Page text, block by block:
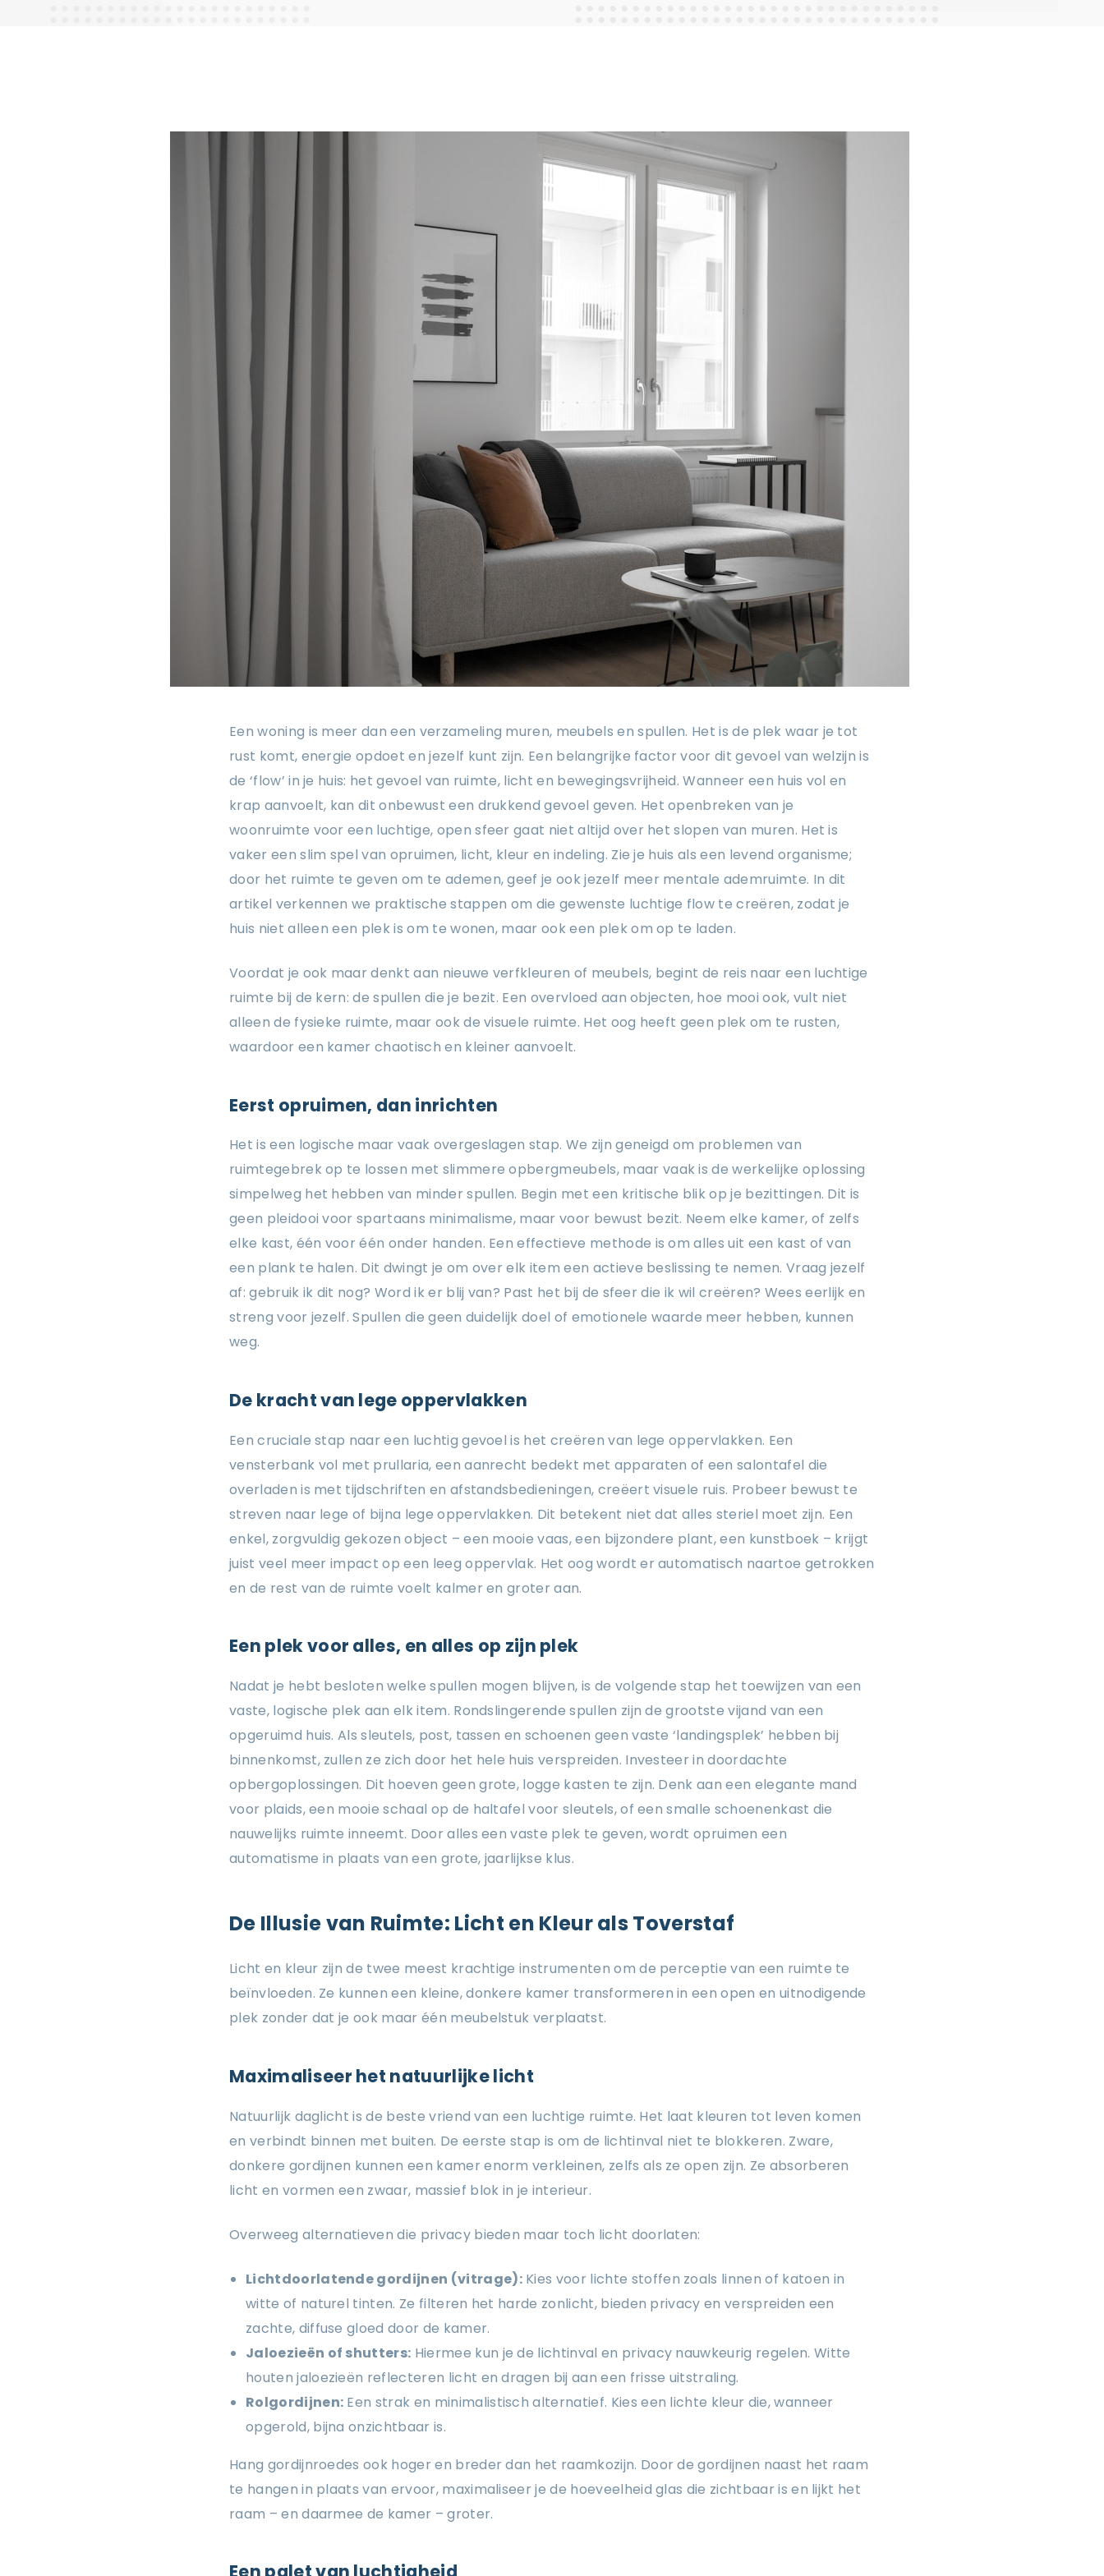
Een woning is meer dan een verzameling muren, meubels en spullen. Het is de plek waar je tot
rust komt, energie opdoet en jezelf kunt zijn. Een belangrijke factor voor dit gevoel van welzijn is
de ‘flow’ in je huis: het gevoel van ruimte, licht en bewegingsvrijheid. Wanneer een huis vol en
krap aanvoelt, kan dit onbewust een drukkend gevoel geven. Het openbreken van je
woonruimte voor een luchtige, open sfeer gaat niet altijd over het slopen van muren. Het is
vaker een slim spel van opruimen, licht, kleur en indeling. Zie je huis als een levend organisme;
door het ruimte te geven om te ademen, geef je ook jezelf meer mentale ademruimte. In dit
artikel verkennen we praktische stappen om die gewenste luchtige flow te creëren, zodat je
huis niet alleen een plek is om te wonen, maar ook een plek om op te laden.
Voordat je ook maar denkt aan nieuwe verfkleuren of meubels, begint de reis naar een luchtige
ruimte bij de kern: de spullen die je bezit. Een overvloed aan objecten, hoe mooi ook, vult niet
alleen de fysieke ruimte, maar ook de visuele ruimte. Het oog heeft geen plek om te rusten,
waardoor een kamer chaotisch en kleiner aanvoelt.
Eerst opruimen, dan inrichten
Het is een logische maar vaak overgeslagen stap. We zijn geneigd om problemen van
ruimtegebrek op te lossen met slimmere opbergmeubels, maar vaak is de werkelijke oplossing
simpelweg het hebben van minder spullen. Begin met een kritische blik op je bezittingen. Dit is
geen pleidooi voor spartaans minimalisme, maar voor bewust bezit. Neem elke kamer, of zelfs
elke kast, één voor één onder handen. Een effectieve methode is om alles uit een kast of van
een plank te halen. Dit dwingt je om over elk item een actieve beslissing te nemen. Vraag jezelf
af: gebruik ik dit nog? Word ik er blij van? Past het bij de sfeer die ik wil creëren? Wees eerlijk en
streng voor jezelf. Spullen die geen duidelijk doel of emotionele waarde meer hebben, kunnen
weg.
De kracht van lege oppervlakken
Een cruciale stap naar een luchtig gevoel is het creëren van lege oppervlakken. Een
vensterbank vol met prullaria, een aanrecht bedekt met apparaten of een salontafel die
overladen is met tijdschriften en afstandsbedieningen, creëert visuele ruis. Probeer bewust te
streven naar lege of bijna lege oppervlakken. Dit betekent niet dat alles steriel moet zijn. Een
enkel, zorgvuldig gekozen object – een mooie vaas, een bijzondere plant, een kunstboek – krijgt
juist veel meer impact op een leeg oppervlak. Het oog wordt er automatisch naartoe getrokken
en de rest van de ruimte voelt kalmer en groter aan.
Een plek voor alles, en alles op zijn plek
Nadat je hebt besloten welke spullen mogen blijven, is de volgende stap het toewijzen van een
vaste, logische plek aan elk item. Rondslingerende spullen zijn de grootste vijand van een
opgeruimd huis. Als sleutels, post, tassen en schoenen geen vaste ‘landingsplek’ hebben bij
binnenkomst, zullen ze zich door het hele huis verspreiden. Investeer in doordachte
opbergoplossingen. Dit hoeven geen grote, logge kasten te zijn. Denk aan een elegante mand
voor plaids, een mooie schaal op de haltafel voor sleutels, of een smalle schoenenkast die
nauwelijks ruimte inneemt. Door alles een vaste plek te geven, wordt opruimen een
automatisme in plaats van een grote, jaarlijkse klus.
De Illusie van Ruimte: Licht en Kleur als Toverstaf
Licht en kleur zijn de twee meest krachtige instrumenten om de perceptie van een ruimte te
beïnvloeden. Ze kunnen een kleine, donkere kamer transformeren in een open en uitnodigende
plek zonder dat je ook maar één meubelstuk verplaatst.
Maximaliseer het natuurlijke licht
Natuurlijk daglicht is de beste vriend van een luchtige ruimte. Het laat kleuren tot leven komen
en verbindt binnen met buiten. De eerste stap is om de lichtinval niet te blokkeren. Zware,
donkere gordijnen kunnen een kamer enorm verkleinen, zelfs als ze open zijn. Ze absorberen
licht en vormen een zwaar, massief blok in je interieur.
Overweeg alternatieven die privacy bieden maar toch licht doorlaten:
Lichtdoorlatende gordijnen (vitrage):Kies voor lichte stoffen zoals linnen of katoen in
witte of naturel tinten. Ze filteren het harde zonlicht, bieden privacy en verspreiden een
zachte, diffuse gloed door de kamer.
Jaloezieën of shutters: Hiermee kun je de lichtinval en privacy nauwkeurig regelen. Witte
houten jaloezieën reflecteren licht en dragen bij aan een frisse uitstraling.
Rolgordijnen: Een strak en minimalistisch alternatief. Kies een lichte kleur die, wanneer
opgerold, bijna onzichtbaar is.
Hang gordijnroedes ook hoger en breder dan het raamkozijn. Door de gordijnen naast het raam
te hangen in plaats van ervoor, maximaliseer je de hoeveelheid glas die zichtbaar is en lijkt het
raam – en daarmee de kamer – groter.